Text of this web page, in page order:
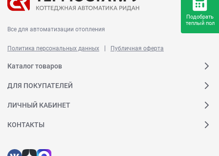
Все для автоматизации отопления
Политика персональных данных | Публичная оферта
Каталог товаров
ДЛЯ ПОКУПАТЕЛЕЙ
ЛИЧНЫЙ КАБИНЕТ
КОНТАКТЫ
Подобрать
теплый пол